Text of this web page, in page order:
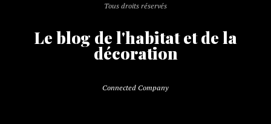
Tous droits réservés
Le blog de l'habitat et de la
décoration
Connected Company